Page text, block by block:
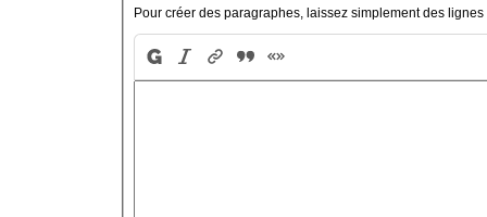
Pour créer des paragraphes, laissez simplement des lignes